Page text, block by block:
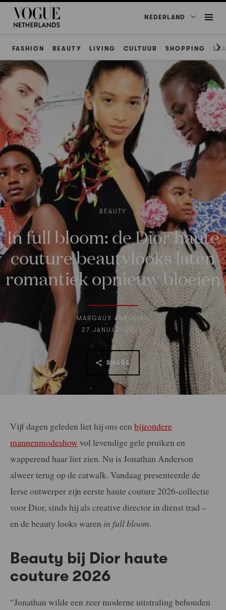
NEDERLAND
FASHION BEAUTY LIVING CULTUUR SHOPPING
BEAUTY
In full bloom: de Dior haute
couture beautylooks laten
romantiek opnieuw bloeien
MARGAUX ANBOUBA
27 JANUARI 2026
SHARE
Vijf dagen geleden liet hij ons een bijzondere
mannenmodeshow vol levendige gele pruiken en
wapperend haar liet zien. Nu is Jonathan Anderson
alweer terug op de catwalk. Vandaag presenteerde de
Ierse ontwerper zijn eerste haute couture 2026-collectie
voor Dior, sinds hij als creative director in dienst trad –
en de beauty looks waren in full bloom.
Beauty bij Dior haute
couture 2026
“Jonathan wilde een zeer moderne uitstraling behouden